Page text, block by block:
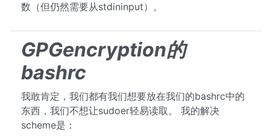
数（但仍然需要从stdininput）。
GPGencryption的
bashrc
我敢肯定，我们都有我们想要放在我们的bashrc中的
东西，我们不想让sudoer轻易读取。 我的解决
scheme是：